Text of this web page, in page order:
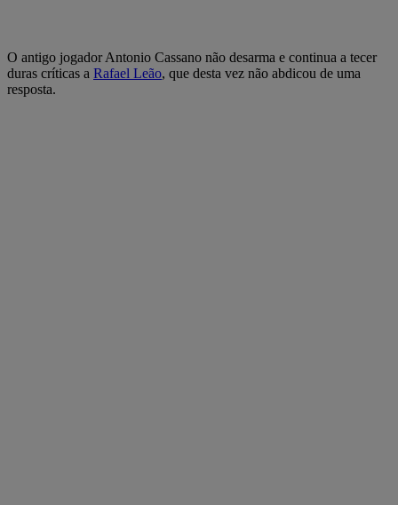
O antigo jogador Antonio Cassano não desarma e continua a tecer
duras críticas a Rafael Leão, que desta vez não abdicou de uma
resposta.